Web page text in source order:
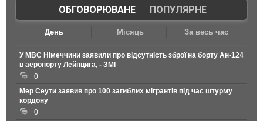
ОБГОВОРЮВАНЕ| ПОПУЛЯРНЕ
День Місяць За весь час
У МВС Німеччини заявили про відсутність зброї на борту Ан-124
в аеропорту Лейпцига, - ЗМІ
0
Мер Сеути заявив про 100 загиблих мігрантів під час штурму
кордону
0